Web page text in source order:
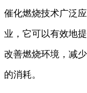
催化燃烧技术广泛
业，它可以有效地
改善燃烧环境，减
的消耗。